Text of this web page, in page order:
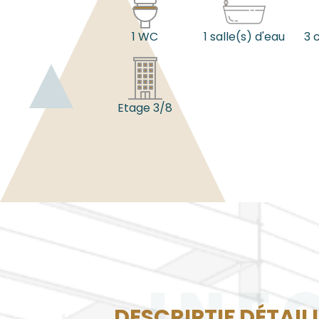
1 WC 1 salle(s) d'eau 3
Etage 3/8